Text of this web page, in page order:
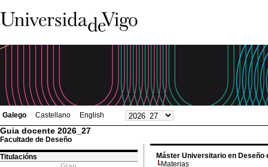
Galego Castellano English
Guia docente 2026_27
Facultade de Deseño
Titulacións
Máster Universitario en Deseño
Materias